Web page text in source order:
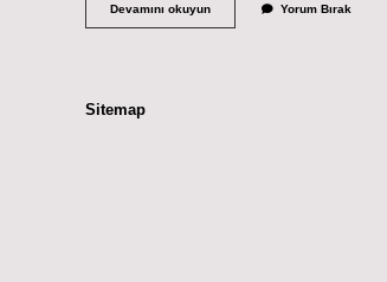
Devamını okuyunStand
Çalışmak
Yorum Bırak
Sitemap